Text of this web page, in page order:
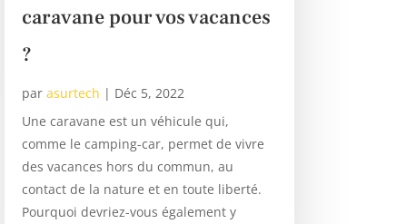
caravane pour vos vacances
?
par asurtech | Déc 5, 2022
Une caravane est un véhicule qui,
comme le camping-car, permet de vivre
des vacances hors du commun, au
contact de la nature et en toute liberté.
Pourquoi devriez-vous également y